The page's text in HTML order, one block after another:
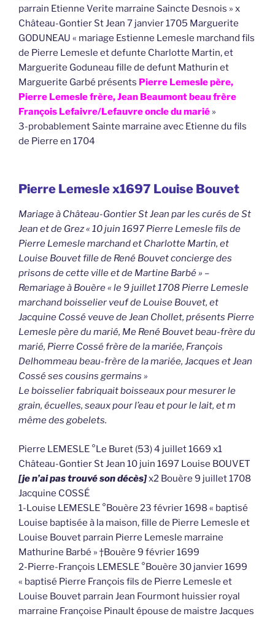
parrain Etienne Verite marraine Saincte Desnois » x
Château-Gontier St Jean 7 janvier 1705 Marguerite
GODUNEAU « mariage Estienne Lemesle marchand fils
de Pierre Lemesle et defunte Charlotte Martin, et
Marguerite Goduneau fille de defunt Mathurin et
Marguerite Garbé présents Pierre Lemesle père,
Pierre Lemesle frère, Jean Beaumont beau frère
François Lefaivre/Lefauvre oncle du marié »
3-probablement Sainte marraine avec Etienne du fils
de Pierre en 1704
Pierre Lemesle x1697 Louise Bouvet
Mariage à Château-Gontier St Jean par les curés de St
Jean et de Grez « 10 juin 1697 Pierre Lemesle fils de
Pierre Lemesle marchand et Charlotte Martin, et
Louise Bouvet fille de René Bouvet concierge des
prisons de cette ville et de Martine Barbé » –
Remariage à Bouère « le 9 juillet 1708 Pierre Lemesle
marchand boisselier veuf de Louise Bouvet, et
Jacquine Cossé veuve de Jean Chollet, présents Pierre
Lemesle père du marié, Me René Bouvet beau-frère du
marié, Pierre Cossé frère de la mariée, François
Delhommeau beau-frère de la mariée, Jacques et Jean
Cossé ses cousins germains »
Le boisselier fabriquait boisseaux pour mesurer le
grain, écuelles, seaux pour l’eau et pour le lait, et m
même des gobelets.
Pierre LEMESLE °Le Buret (53) 4 juillet 1669 x1
Château-Gontier St Jean 10 juin 1697 Louise BOUVET
[je n’ai pas trouvé son décès]x2 Bouère 9 juillet 1708
Jacquine COSSÉ
1-Louise LEMESLE °Bouère 23 février 1698 « baptisé
Louise baptisée à la maison, fille de Pierre Lemesle et
Louise Bouvet parrain Pierre Lemesle marraine
Mathurine Barbé » †Bouère 9 février 1699
2-Pierre-François LEMESLE °Bouère 30 janvier 1699
« baptisé Pierre François fils de Pierre Lemesle et
Louise Bouvet parrain Jean Fourmont huissier royal
marraine Françoise Pinault épouse de maistre Jacques